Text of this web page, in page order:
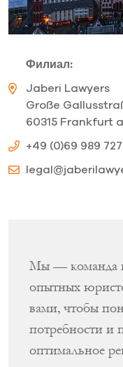
Филиал:
Jaberi Lawyers
Große
60315 Frankfurt
+49 (0)69 989
Мы — команда
опытных
вами, чтобы
потребности и
оптимальное